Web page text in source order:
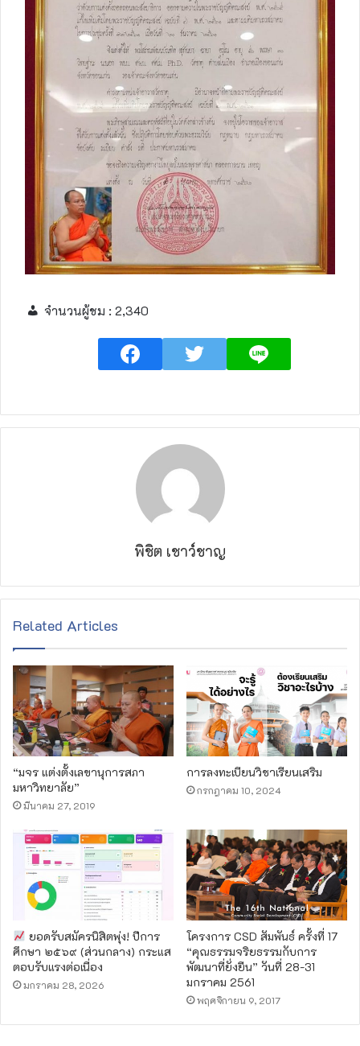
จำนวนผู้ชม : 2,340
พิชิต เชาว์ชาญ
Related Articles
“มจร แต่งตั้งเลขานุการสภา
มหาวิทยาลัย”
มีนาคม 27, 2019
การลงทะเบียนวิชาเรียนเสริม
กรกฎาคม 10, 2024
ยอดรับสมัครนิสิตพุ่ง! ปีการ
ศึกษา ๒๕๖๙ (ส่วนกลาง) กระแส
ตอบรับแรงต่อเนื่อง
มกราคม 28, 2026
โครงการ CSD สัมพันธ์ ครั้งที่ 17
“คุณธรรมจริยธรรมกับการ
พัฒนาที่ยั่งยืน” วันที่ 28-31
มกราคม 2561
พฤศจิกายน 9, 2017